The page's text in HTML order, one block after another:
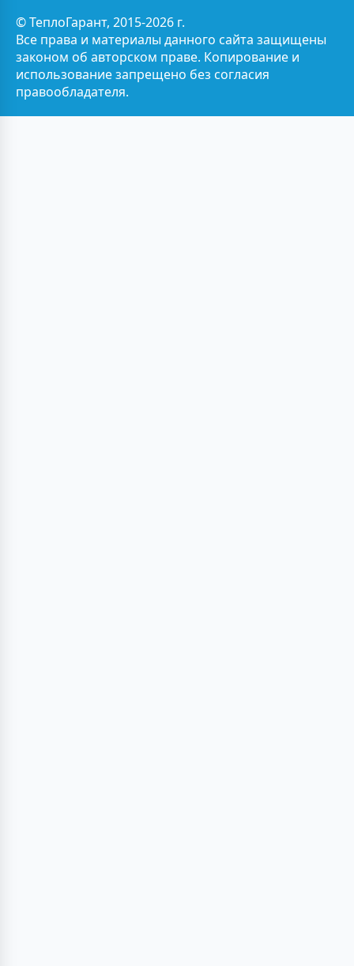
© ТеплоГарант, 2015-2026 г.
Все права и материалы данного сайта защищены
законом об авторском праве. Копирование и
использование запрещено без согласия
правообладателя.